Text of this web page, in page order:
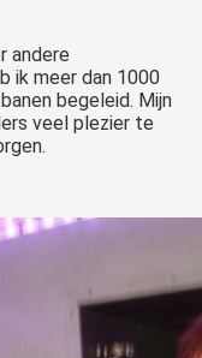
andere
ik meer dan 1000
begeleid. Mijn
veel plezier te